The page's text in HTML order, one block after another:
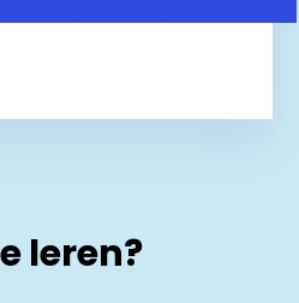
leren?